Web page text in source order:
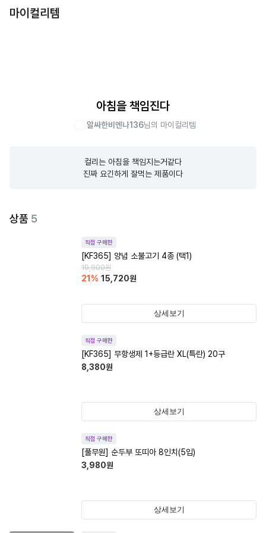
마이컬리템
아침을 책임진다
알싸한비엔나136님의 마이컬리템
컬리는 아침을 책임지는거같다
진짜 요긴하게 잘먹는 제품이다
상품 5
직접 구매한
[KF365] 양념 소불고기 4종 (택1)
19,900원
21 % 15,720원
상세보기
직접 구매한
[KF365] 무항생제 1+등급란 XL(특란) 20구
8,380원
상세보기
직접 구매한
[풀무원] 순두부 또띠아 8인치(5입)
3,980원
상세보기